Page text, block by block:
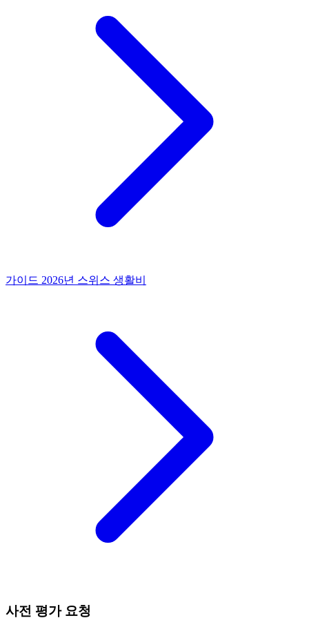
가이드 2026년 스위스 생활비
사전 평가 요청